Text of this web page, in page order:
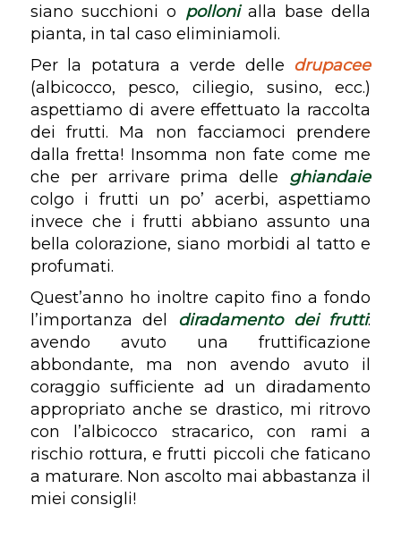
siano succhioni o pollonialla base della
pianta, in tal caso eliminiamoli.
Per la potatura a verde delle drupacee
(albicocco, pesco, ciliegio, susino, ecc.)
aspettiamo di avere effettuato la raccolta
dei frutti. Ma non facciamoci prendere
dalla fretta! Insomma non fate come me
che per arrivare prima delle ghiandaie
colgo i frutti un po’ acerbi, aspettiamo
invece che i frutti abbiano assunto una
bella colorazione, siano morbidi al tatto e
profumati.
Quest’anno ho inoltre capito fino a fondo
l’importanza del diradamento dei frutti:
avendo avuto una fruttificazione
abbondante, ma non avendo avuto il
coraggio sufficiente ad un diradamento
appropriato anche se drastico, mi ritrovo
con l’albicocco stracarico, con rami a
rischio rottura, e frutti piccoli che faticano
a maturare. Non ascolto mai abbastanza il
miei consigli!